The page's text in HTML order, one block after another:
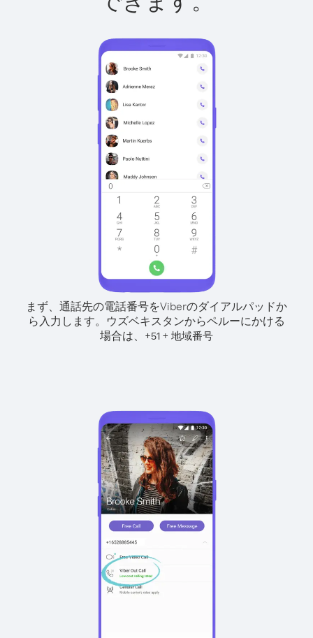
まず、通話先の電話番号をViberのダイアルパッドか
ら入力します。 ウズベキスタンからペルーにかける
場合は、 +51 + 地域番号